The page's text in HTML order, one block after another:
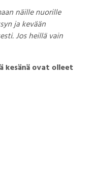
näille nuorille
ja kevään
Jos heillä vain
kesänä ovat olleet